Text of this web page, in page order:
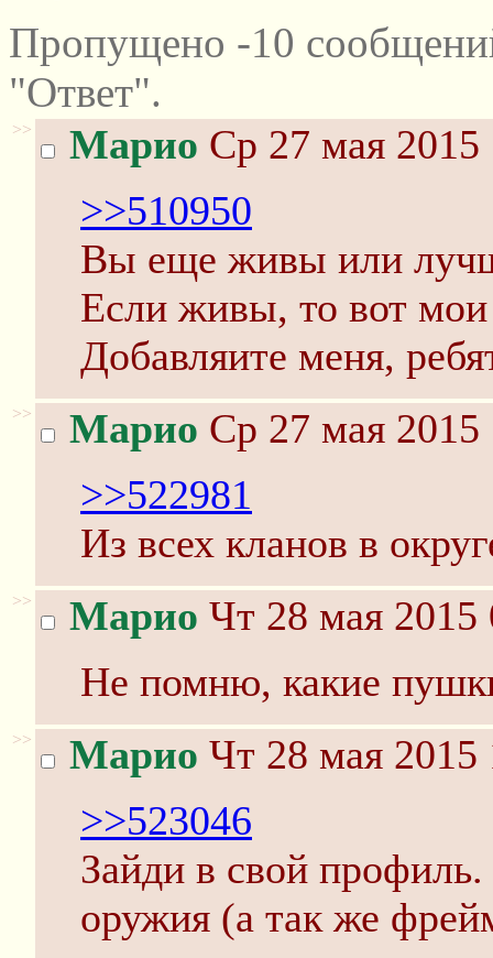
Пропущено -10
"Ответ".
>> Марио Ср 27 мая 2015
>>510950
Вы еще живы или
Если живы, то вот
Добавляите меня,
>> Марио Ср 27 мая 2015
>>522981
Из всех кланов в
>> Марио Чт 28 мая 2015
Не помню, какие
>> Марио Чт 28 мая 2015
>>523046
Зайди в свой
оружия (а так же